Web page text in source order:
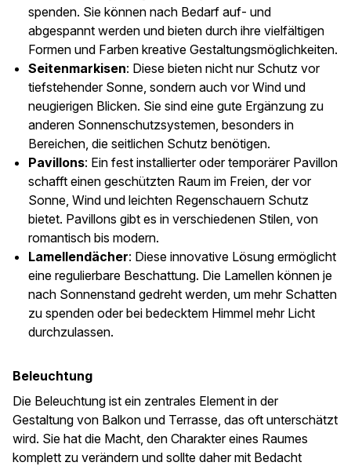
spenden. Sie können nach Bedarf auf- und
abgespannt werden und bieten durch ihre vielfältigen
Formen und Farben kreative Gestaltungsmöglichkeiten.
Seitenmarkisen: Diese bieten nicht nur Schutz vor
tiefstehender Sonne, sondern auch vor Wind und
neugierigen Blicken. Sie sind eine gute Ergänzung zu
anderen Sonnenschutzsystemen, besonders in
Bereichen, die seitlichen Schutz benötigen.
Pavillons: Ein fest installierter oder temporärer Pavillon
schafft einen geschützten Raum im Freien, der vor
Sonne, Wind und leichten Regenschauern Schutz
bietet. Pavillons gibt es in verschiedenen Stilen, von
romantisch bis modern.
Lamellendächer: Diese innovative Lösung ermöglicht
eine regulierbare Beschattung. Die Lamellen können je
nach Sonnenstand gedreht werden, um mehr Schatten
zu spenden oder bei bedecktem Himmel mehr Licht
durchzulassen.
Beleuchtung
Die Beleuchtung ist ein zentrales Element in der
Gestaltung von Balkon und Terrasse, das oft unterschätzt
wird. Sie hat die Macht, den Charakter eines Raumes
komplett zu verändern und sollte daher mit Bedacht